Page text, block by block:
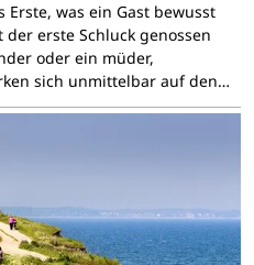
Erste, was ein Gast bewusst
erste Schluck genossen
oder ein müder,
sich unmittelbar auf den…